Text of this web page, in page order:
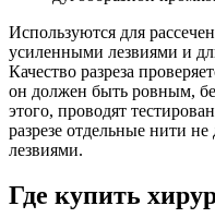
Используются для
усиленными лезвиями и
Качество разреза
он должен быть ровным,
этого, проводят
разрезе отдельные нити
лезвиями.
Где купить